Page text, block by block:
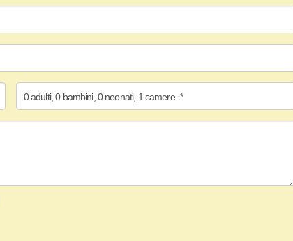
0adulti, 0 bambini, 0 neonati, 1 camere *